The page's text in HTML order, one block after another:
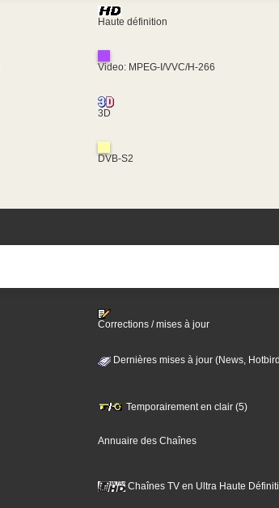
Haute définition
Video: MPEG-I/VVC/H-266
3D
DVB-S2
Corrections / mises à jour
Dernières mises à jour (News,
Temporairement en clair (5)
Annuaire des Chaînes
Chaînes TV en Ultra Haute